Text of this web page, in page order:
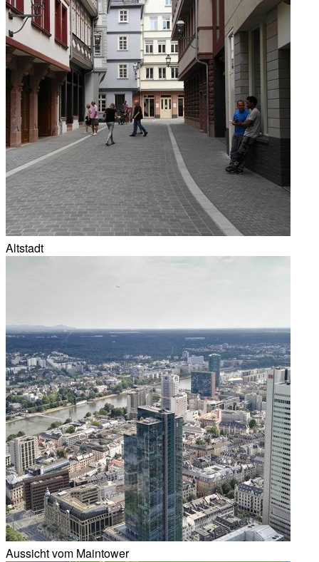
Altstadt
Aussicht vom Maintower